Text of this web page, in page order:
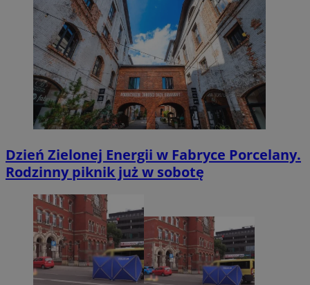
Dzień Zielonej Energii w Fabryce Porcelany.
Rodzinny piknik już w sobotę